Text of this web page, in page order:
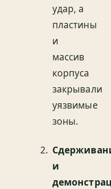
удар, а
пластины
и
массив
корпуса
закрывали
уязвимые
зоны.
и